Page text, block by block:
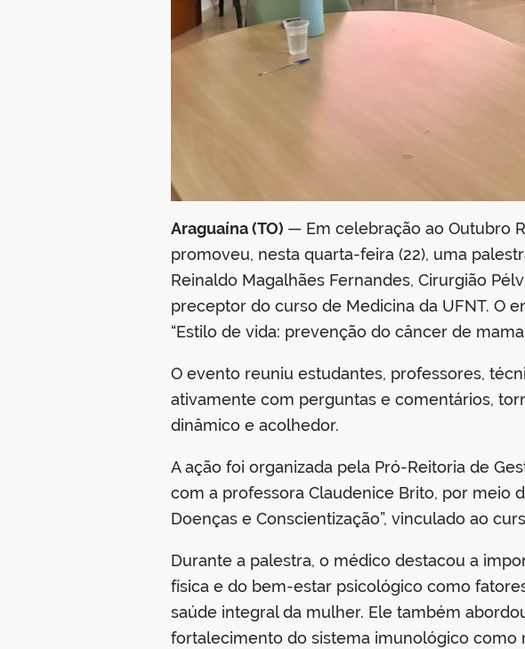
Araguaína (TO) — Em celebração ao Outubro
promoveu, nesta quarta-feira (22), uma
Reinaldo Magalhães Fernandes, Cirurgião
preceptor do curso de Medicina da UFNT. O
“Estilo de vida: prevenção do câncer de
O evento reuniu estudantes, professores,
ativamente com perguntas e comentários,
dinâmico e acolhedor.
A ação foi organizada pela Pró-Reitoria de
com a professora Claudenice Brito, por meio
Doenças e Conscientização”, vinculado ao
Durante a palestra, o médico destacou a
física e do bem-estar psicológico como
saúde integral da mulher. Ele também
fortalecimento do sistema imunológico como